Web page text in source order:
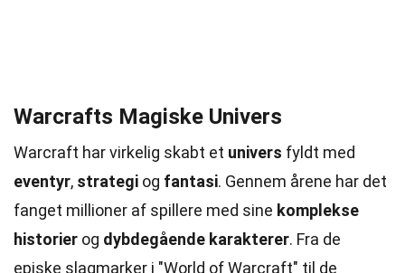
Warcrafts Magiske Univers
Warcraft har virkelig skabt et univers fyldt med
eventyr, strategi og fantasi. Gennem årene har det
fanget millioner af spillere med sine komplekse
historier og dybdegående karakterer. Fra de
episke slagmarker i "World of Warcraft" til de